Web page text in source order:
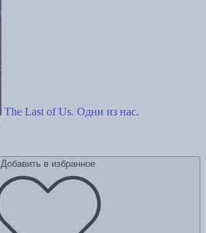
The Last of Us. Одни из нас.
Добавить в избранное